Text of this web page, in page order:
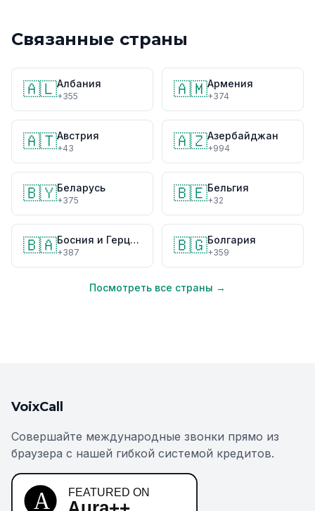
Связанные страны
🇦🇱Албания
+355 🇦🇲Армения
+374
🇦🇹Австрия
+43 🇦🇿Азербайджан
+994
🇧🇾Беларусь
+375 🇧🇪Бельгия
+32
🇧🇦 Босния и Герцеговина
+387 🇧🇬Болгария
+359
Посмотреть все страны →
VoixCall
Совершайте международные звонки прямо из
браузера с нашей гибкой системой кредитов.